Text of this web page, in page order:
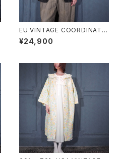
EU VINTAGE COORDINATE
S BY Gil Bret DARK NAVY C
OLOR LINEN DESIGN JACK
¥24,900